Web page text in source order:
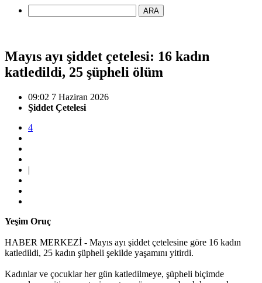
ARA
Mayıs ayı şiddet çetelesi: 16 kadın
katledildi, 25 şüpheli ölüm
09:02 7 Haziran 2026
Şiddet Çetelesi
4
|
Yeşim Oruç
HABER MERKEZİ - Mayıs ayı şiddet çetelesine göre 16 kadın
katledildi, 25 kadın şüpheli şekilde yaşamını yitirdi.
Kadınlar ve çocuklar her gün katledilmeye, şüpheli biçimde